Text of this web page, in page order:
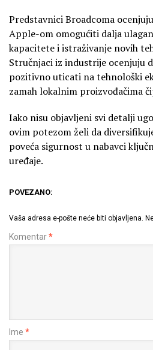
Predstavnici Broadcoma
Apple-om omogućiti dalja
kapacitete i istraživanje novih
Stručnjaci iz industrije ocenjuju
pozitivno uticati na tehnološki
zamah lokalnim proizvođačima
Iako nisu objavljeni svi detalji
ovim potezom želi da
poveća sigurnost u nabavci
uređaje.
POVEZANO:
Vaša adresa e-pošte neće biti objavljena.
Komentar*
Ime *